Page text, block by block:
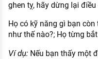
ghen tỵ, hãy dừng lại
Họ có kỹ năng gì bạn
như thế nào?; Họ từng
Ví dụ: Nếu bạn thấy một